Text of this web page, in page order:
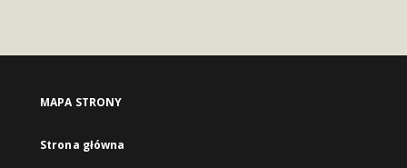
MAPA STRONY
Strona główna